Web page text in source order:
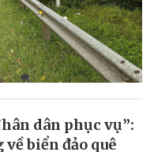
dân phục vụ”:
biển đảo quê